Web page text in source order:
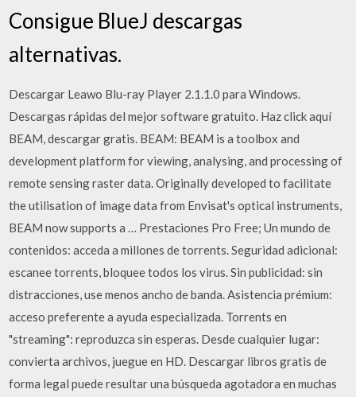
Consigue BlueJ descargas
alternativas.
Descargar Leawo Blu-ray Player 2.1.1.0 para Windows.
Descargas rápidas del mejor software gratuito. Haz click aquí
BEAM, descargar gratis. BEAM: BEAM is a toolbox and
development platform for viewing, analysing, and processing of
remote sensing raster data. Originally developed to facilitate
the utilisation of image data from Envisat's optical instruments,
BEAM now supports a … Prestaciones Pro Free; Un mundo de
contenidos: acceda a millones de torrents. Seguridad adicional:
escanee torrents, bloquee todos los virus. Sin publicidad: sin
distracciones, use menos ancho de banda. Asistencia prémium:
acceso preferente a ayuda especializada. Torrents en
"streaming": reproduzca sin esperas. Desde cualquier lugar:
convierta archivos, juegue en HD. Descargar libros gratis de
forma legal puede resultar una búsqueda agotadora en muchas